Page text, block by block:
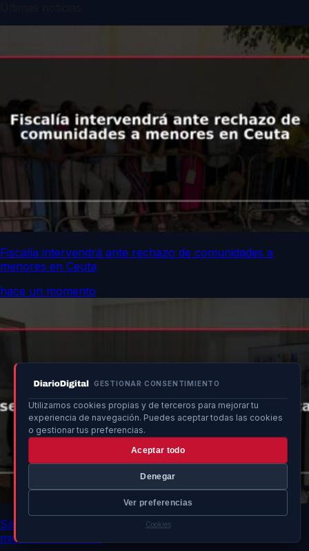
GESTIONAR CONSENTIMIENTO
Utilizamos cookies propias y de terceros para mejorar tu
experiencia de navegación. Puedes aceptar todas las cookies
o gestionar tus preferencias.
Aceptar todo
Denegar
Ver preferencias
Cookies
Fiscalía intervendrá ante rechazo de comunidades a
menores en Ceuta
hace un momento
Sánchez discute estrategias para seguridad y ayuda
migratoria en Ceuta